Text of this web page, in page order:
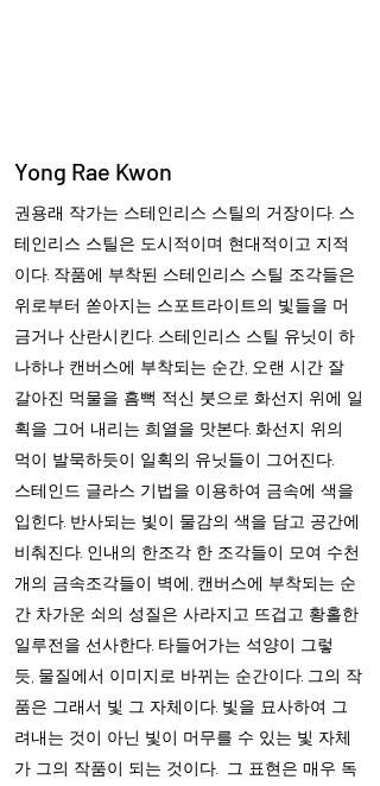
Yong Rae Kwon
권용래 작가는 스테인리스 스틸의 거장이다. 스
테인리스 스틸은 도시적이며 현대적이고 지적
이다. 작품에 부착된 스테인리스 스틸 조각들은
위로부터 쏟아지는 스포트라이트의 빛들을 머
금거나 산란시킨다. 스테인리스 스틸 유닛이 하
나하나 캔버스에 부착되는 순간, 오랜 시간 잘
갈아진 먹물을 흠뻑 적신 붓으로 화선지 위에 일
획을 그어 내리는 희열을 맛본다. 화선지 위의
먹이 발묵하듯이 일획의 유닛들이 그어진다.
스테인드 글라스 기법을 이용하여 금속에 색을
입힌다. 반사되는 빛이 물감의 색을 담고 공간에
비춰진다. 인내의 한조각 한 조각들이 모여 수천
개의 금속조각들이 벽에, 캔버스에 부착되는 순
간 차가운 쇠의 성질은 사라지고 뜨겁고 황홀한
일루전을 선사한다. 타들어가는 석양이 그렇
듯, 물질에서 이미지로 바뀌는 순간이다. 그의 작
품은 그래서 빛 그 자체이다. 빛을 묘사하여 그
려내는 것이 아닌 빛이 머무를 수 있는 빛 자체
가 그의 작품이 되는 것이다. 그 표현은 매우 독